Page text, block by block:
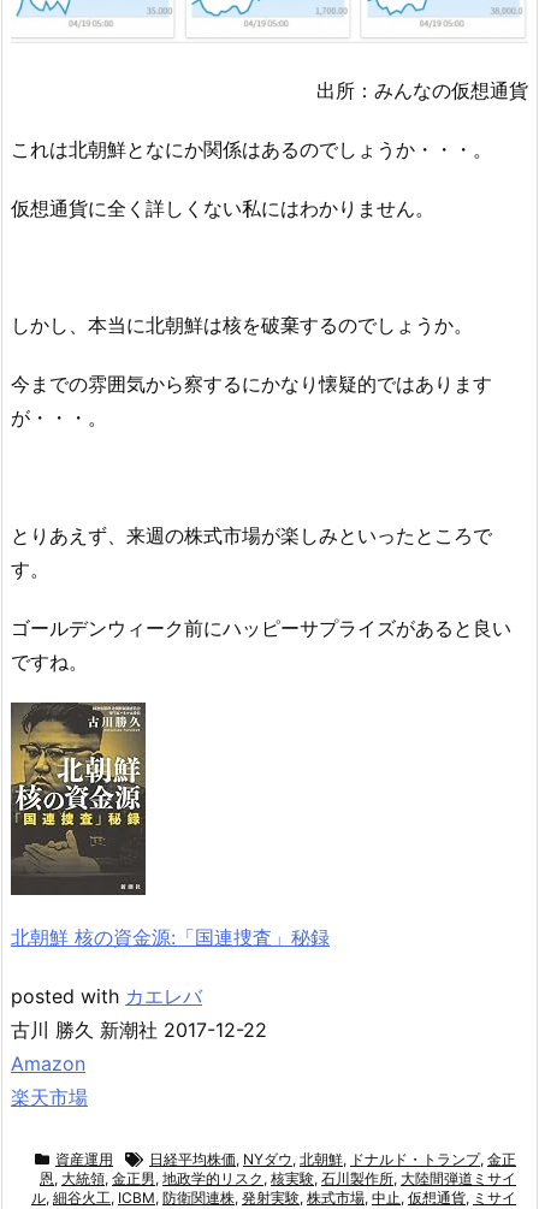
出所：みんなの仮想通貨
これは北朝鮮となにか関係はあるのでしょうか・・・。
仮想通貨に全く詳しくない私にはわかりません。
しかし、本当に北朝鮮は核を破棄するのでしょうか。
今までの雰囲気から察するにかなり懐疑的ではあります
が・・・。
とりあえず、来週の株式市場が楽しみといったところで
す。
ゴールデンウィーク前にハッピーサプライズがあると良い
ですね。
北朝鮮 核の資金源:「国連捜査」秘録
posted with カエレバ
古川 勝久 新潮社 2017-12-22
Amazon
楽天市場
資産運用 日経平均株価, NYダウ, 北朝鮮, ドナルド・トランプ, 金正
恩, 大統領, 金正男, 地政学的リスク , 核実験, 石川製作所, 大陸間弾道ミサイ
ル, 細谷火工, ICBM, 防衛関連株, 発射実験, 株式市場, 中止, 仮想通貨, ミサイ